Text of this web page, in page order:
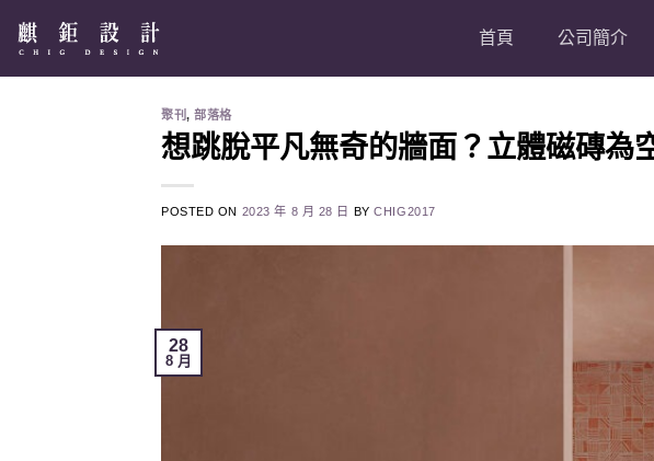
首頁 公司簡介
聚刊,部落格
想跳脫平凡無奇的牆面？立體磁磚為
POSTED ON 2023 年 8 月 28 日 BYCHIG2017
28
8 月